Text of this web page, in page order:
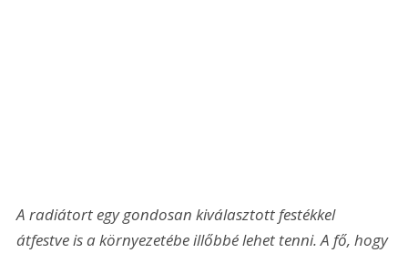
A radiátort egy gondosan kiválasztott festékkel
átfestve is a környezetébe illőbbé lehet tenni. A fő, hogy